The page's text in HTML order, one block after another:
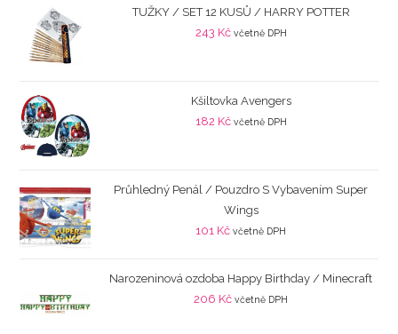
TUŽKY / SET 12 KUSŮ / HARRY POTTER
243 Kč včetně DPH
Kšiltovka Avengers
182 Kč včetně DPH
Průhledný Penál / Pouzdro S Vybavením Super
Wings
101 Kč včetně DPH
Narozeninová ozdoba Happy Birthday / Minecraft
206 Kč včetně DPH